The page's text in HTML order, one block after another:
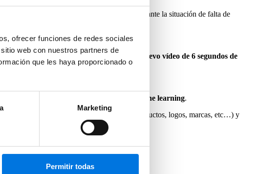
ofrecer funciones de redes sociales
web con nuestros partners de
que les haya proporcionado o
Marketing
Permitir todas
Pero en muchas ocasiones te encuentras ante la situación de falta de
Bumper Machine
rápida y eficaz, cualquier vídeo en un nuevo vídeo de 6 segundos de
se pretende transmitir, la respuesta es:
Machine learning.
que componen el vídeo original (productos, logos, marcas, etc…) y